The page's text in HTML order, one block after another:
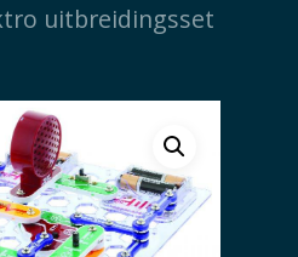
uitbreidingsset